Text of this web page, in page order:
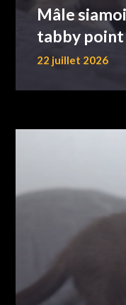
Mâle
tabby
22 juillet 2026